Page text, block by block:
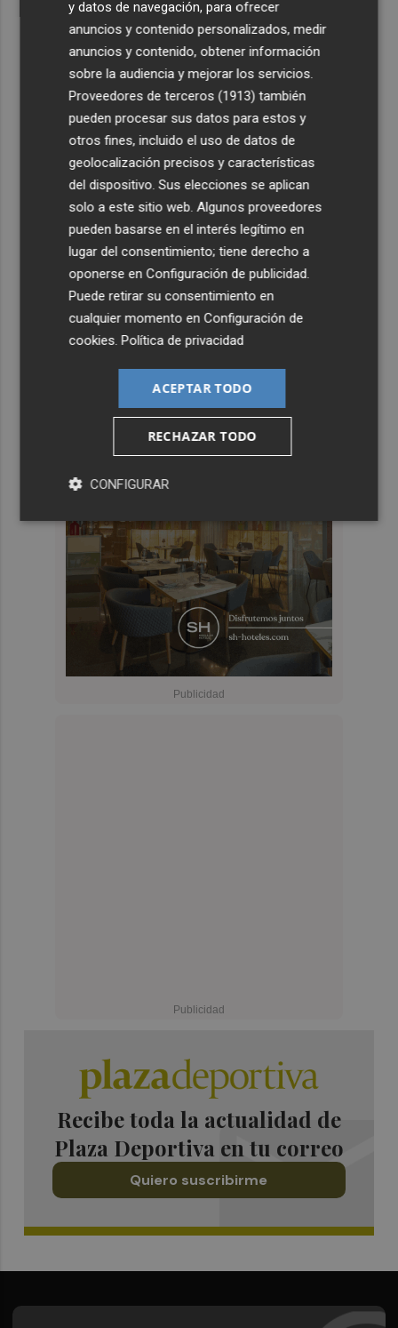
Recibe toda la actualidad de
Plaza Deportiva en tu correo
Quiero suscribirme
y datos de navegación, para ofrecer
anuncios y contenido personalizados, medir
anuncios y contenido, obtener información
sobre la audiencia y mejorar los servicios.
Proveedores de terceros (1913) también
pueden procesar sus datos para estos y
otros fines, incluido el uso de datos de
geolocalización precisos y características
del dispositivo. Sus elecciones se aplican
solo a este sitio web. Algunos proveedores
pueden basarse en el interés legítimo en
lugar del consentimiento; tiene derecho a
oponerse enConfiguración de publicidad
Puede retirar su consentimiento en
cualquier momento enConfiguración de
cookies .Política de privacidad
ACEPTAR TODO
RECHAZAR TODO
CONFIGURAR